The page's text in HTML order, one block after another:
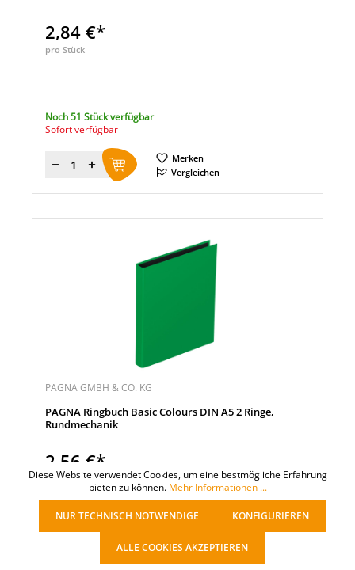
2,84 €*
pro Stück
Noch 51 Stück verfügbar
Sofort verfügbar
Menge
Merken
Vergleichen
PAGNA GMBH & CO. KG
PAGNA Ringbuch Basic Colours DIN A5 2 Ringe,
Rundmechanik
2,56 €*
pro Stück
Noch 188 Stück verfügbar
Diese Website verwendet Cookies, um eine bestmögliche Erfahrung
bieten zu können. Mehr Informationen ...
NUR TECHNISCH NOTWENDIGE KONFIGURIEREN
ALLE COOKIES AKZEPTIEREN